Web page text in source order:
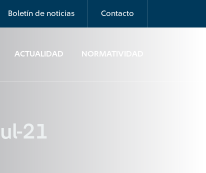
Boletín de noticias Contacto
ACTUALIDAD NORMATIVIDAD
21